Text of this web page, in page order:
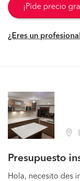
¡Pide precio
¿Eres un
Presupuesto
Hola, necesito des